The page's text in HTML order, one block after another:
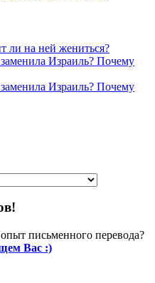
ли на ней жениться?
Израиль? Почему
Израиль? Почему
письменного перевода?
Вас :)